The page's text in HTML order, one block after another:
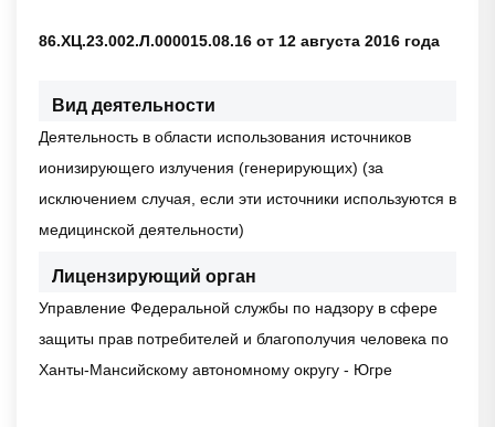
86.ХЦ.23.002.Л.000015.08.16 от 12 августа 2016 года
Вид деятельности
Деятельность в области использования источников
ионизирующего излучения (генерирующих) (за
исключением случая, если эти источники используются в
медицинской деятельности)
Лицензирующий орган
Управление Федеральной службы по надзору в сфере
защиты прав потребителей и благополучия человека по
Ханты-Мансийскому автономному округу - Югре